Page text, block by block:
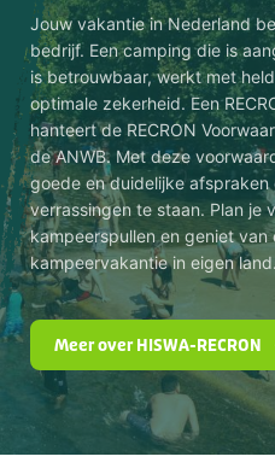
Jouw vakantie in Nederland
bedrijf. Een camping die is
is betrouwbaar, werkt met
optimale zekerheid. Een
hanteert de RECRON
de ANWB. Met deze
goede en duidelijke afspraken
verrassingen te staan. Plan je
kampeerspullen en geniet van
kampeervakantie in eigen land.
Meer over HISWA-RECRON